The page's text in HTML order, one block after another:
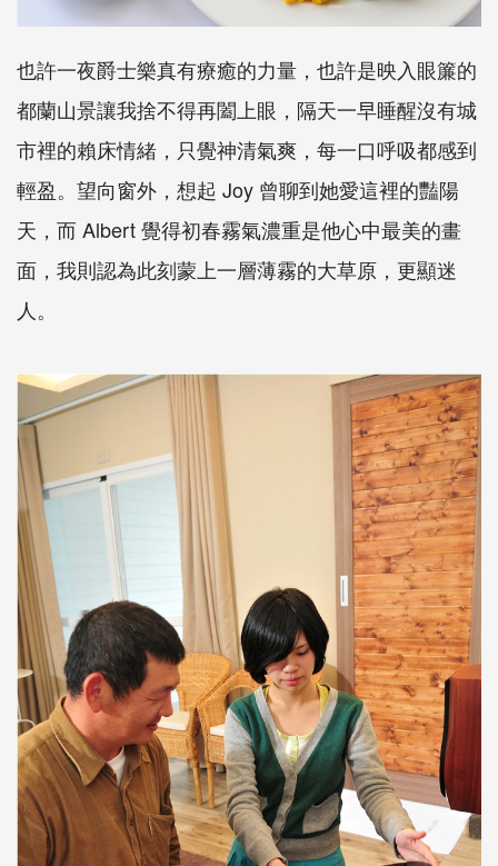
也許一夜爵士樂真有療癒的力量，也許是映入眼簾的
都蘭山景讓我捨不得再闔上眼，隔天一早睡醒沒有城
市裡的賴床情緒，只覺神清氣爽，每一口呼吸都感到
輕盈。望向窗外，想起 Joy 曾聊到她愛這裡的豔陽
天，而 Albert 覺得初春霧氣濃重是他心中最美的畫
面，我則認為此刻蒙上一層薄霧的大草原，更顯迷
人。